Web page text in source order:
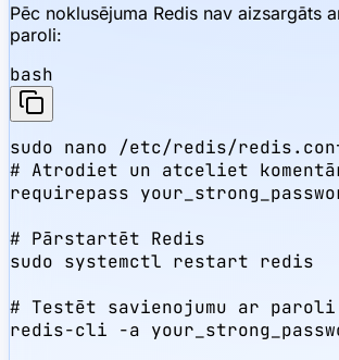
Pēc noklusējuma Redis nav aizsargāts
paroli:
bash
sudo nano /etc/redis/
# Atrodiet un atceliet
requirepass
# Pārstartēt Redis
sudo systemctl restart redis
# Testēt savienojumu ar paroli
redis-cli -a